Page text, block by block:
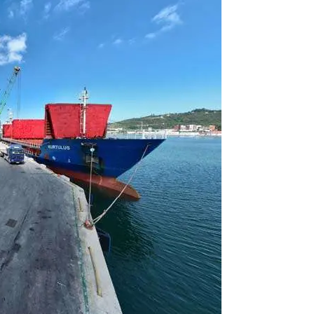
ibrahim yalçınkaya
POSBIYIK nerelerde ya kaç aydır vekaletle
Ekmek yediğiniz yere veda edersiniz gurur
tablosu yaparsınız değişik bu kişilikler ya
Muhammed
Valla tren kactj gitti.Uysali devirmwk icin
elinizden ne geliyosa Chp ile kendi partiniz
aleyhine calistiniz.Becerdinizde Adami alasa
ettiniz.Sonuc... DEVAMI
Ali
1950 türkiye
ihracati,tütün,kuruüzüm,findik,pamuk krom
mdeni,kafa basi senede 14 dolar